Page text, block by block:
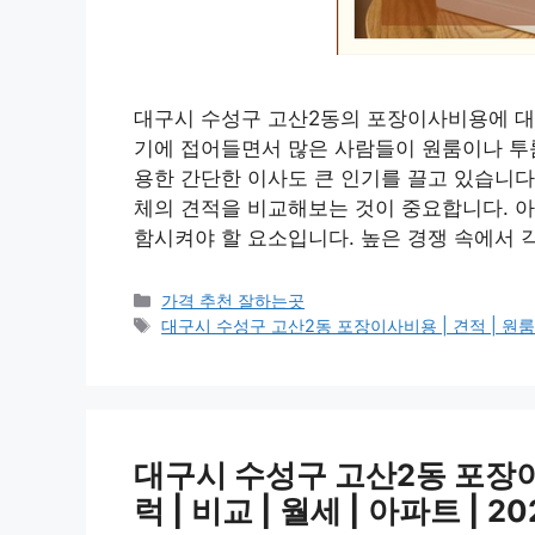
대구시 수성구 고산2동의 포장이사비용에
기에 접어들면서 많은 사람들이 원룸이나
용한 간단한 이사도 큰 인기를 끌고 있습니
체의 견적을 비교해보는 것이 중요합니다.
함시켜야 할 요소입니다. 높은 경쟁 속에서
카
테
가격 추천 잘하는곳
태
대구시 수성구 고산2동 포장이사비용 | 견적 |
대구시 수성구 고산2동 포장
럭 | 비교 | 월세 | 아파트 |